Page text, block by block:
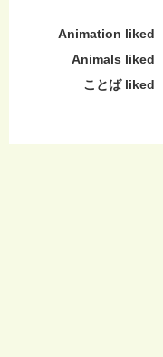
Animation liked
Animals liked
ことば liked